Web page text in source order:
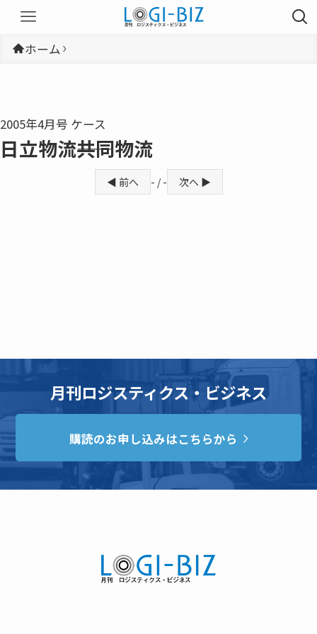
ホーム
2005年4月号 ケース
日立物流――共同物流
◀ 前へ - / - 次へ ▶
月刊ロジスティクス・ビジネス
購読のお申し込みはこちらから